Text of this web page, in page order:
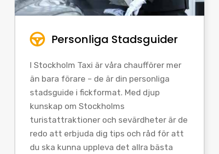
Personliga Stadsguider
I Stockholm Taxi är våra chaufförer mer
än bara förare – de är din personliga
stadsguide i fickformat. Med djup
kunskap om Stockholms
turistattraktioner och sevärdheter är de
redo att erbjuda dig tips och råd för att
du ska kunna uppleva det allra bästa